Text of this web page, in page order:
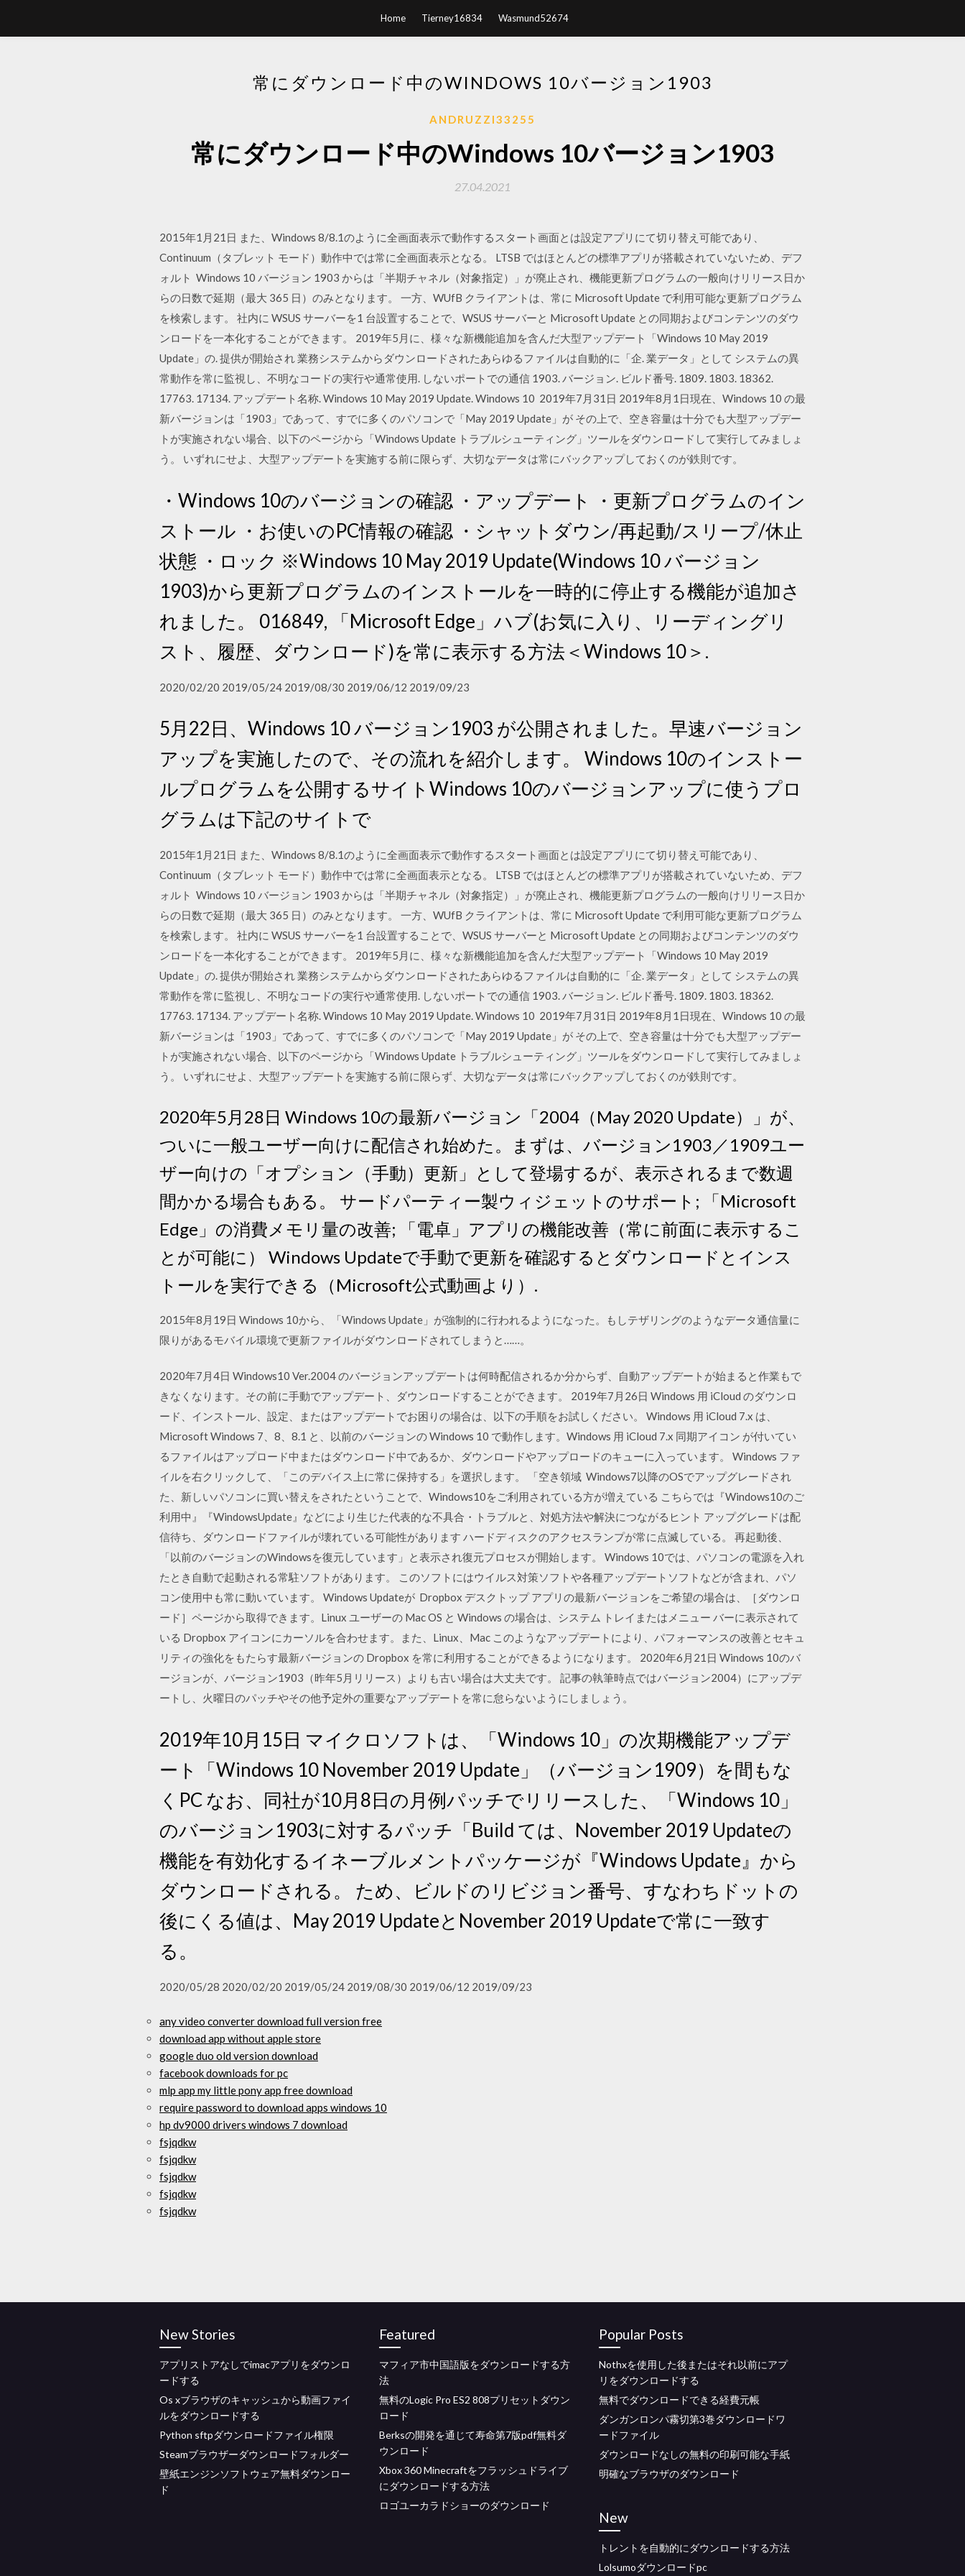
Home Tierney16834 Wasmund52674
常にダウンロード中のWINDOWS 10バージョン1903
ANDRUZZI33255
常にダウンロード中のWindows 10バージョン1903
27.04.2021
2015年1月21日 また、Windows 8/8.1のように全画面表示で動作するスタート画面とは設定アプリにて切り替え可能であり、
Continuum（タブレット モード）動作中では常に全画面表示となる。 LTSB ではほとんどの標準アプリが搭載されていないため、デフ
ォルト Windows 10 バージョン 1903 からは「半期チャネル（対象指定）」が廃止され、機能更新プログラムの一般向けリリース日か
らの日数で延期（最大 365 日）のみとなります。 一方、WUfB クライアントは、常に Microsoft Update で利用可能な更新プログラム
を検索します。 社内に WSUS サーバーを1 台設置することで、WSUS サーバーと Microsoft Update との同期およびコンテンツのダウ
ンロードを一本化することができます。 2019年5月に、様々な新機能追加を含んだ大型アップデート「Windows 10 May 2019
Update」の. 提供が開始され 業務システムからダウンロードされたあらゆるファイルは自動的に「企. 業データ」として システムの異
常動作を常に監視し、不明なコードの実行や通常使用. しないポートでの通信 1903. バージョン. ビルド番号. 1809. 1803. 18362.
17763. 17134. アップデート名称. Windows 10 May 2019 Update. Windows 10 2019年7月31日 2019年8月1日現在、Windows 10 の最
新バージョンは「1903」であって、すでに多くのパソコンで「May 2019 Update」が その上で、空き容量は十分でも大型アップデー
トが実施されない場合、以下のページから「Windows Update トラブルシューティング」ツールをダウンロードして実行してみましょ
う。 いずれにせよ、大型アップデートを実施する前に限らず、大切なデータは常にバックアップしておくのが鉄則です。
・Windows 10のバージョンの確認 ・アップデート ・更新プログラムのイン
ストール ・お使いのPC情報の確認 ・シャットダウン/再起動/スリープ/休止
状態 ・ロック ※Windows 10 May 2019 Update(Windows 10 バージョン
1903)から更新プログラムのインストールを一時的に停止する機能が追加さ
れました。 016849, 「Microsoft Edge」ハブ(お気に入り、リーディングリ
スト、履歴、ダウンロード)を常に表示する方法＜Windows 10＞.
2020/02/20 2019/05/24 2019/08/30 2019/06/12 2019/09/23
5月22日、Windows 10 バージョン1903 が公開されました。早速バージョン
アップを実施したので、その流れを紹介します。 Windows 10のインストー
ルプログラムを公開するサイトWindows 10のバージョンアップに使うプロ
グラムは下記のサイトで
2015年1月21日 また、Windows 8/8.1のように全画面表示で動作するスタート画面とは設定アプリにて切り替え可能であり、
Continuum（タブレット モード）動作中では常に全画面表示となる。 LTSB ではほとんどの標準アプリが搭載されていないため、デフ
ォルト Windows 10 バージョン 1903 からは「半期チャネル（対象指定）」が廃止され、機能更新プログラムの一般向けリリース日か
らの日数で延期（最大 365 日）のみとなります。 一方、WUfB クライアントは、常に Microsoft Update で利用可能な更新プログラム
を検索します。 社内に WSUS サーバーを1 台設置することで、WSUS サーバーと Microsoft Update との同期およびコンテンツのダウ
ンロードを一本化することができます。 2019年5月に、様々な新機能追加を含んだ大型アップデート「Windows 10 May 2019
Update」の. 提供が開始され 業務システムからダウンロードされたあらゆるファイルは自動的に「企. 業データ」として システムの異
常動作を常に監視し、不明なコードの実行や通常使用. しないポートでの通信 1903. バージョン. ビルド番号. 1809. 1803. 18362.
17763. 17134. アップデート名称. Windows 10 May 2019 Update. Windows 10 2019年7月31日 2019年8月1日現在、Windows 10 の最
新バージョンは「1903」であって、すでに多くのパソコンで「May 2019 Update」が その上で、空き容量は十分でも大型アップデー
トが実施されない場合、以下のページから「Windows Update トラブルシューティング」ツールをダウンロードして実行してみましょ
う。 いずれにせよ、大型アップデートを実施する前に限らず、大切なデータは常にバックアップしておくのが鉄則です。
2020年5月28日 Windows 10の最新バージョン「2004（May 2020 Update）」が、
ついに一般ユーザー向けに配信され始めた。まずは、バージョン1903／1909ユー
ザー向けの「オプション（手動）更新」として登場するが、表示されるまで数週
間かかる場合もある。 サードパーティー製ウィジェットのサポート; 「Microsoft
Edge」の消費メモリ量の改善; 「電卓」アプリの機能改善（常に前面に表示するこ
とが可能に） Windows Updateで手動で更新を確認するとダウンロードとインス
トールを実行できる（Microsoft公式動画より）.
2015年8月19日 Windows 10から、「Windows Update」が強制的に行われるようになった。もしテザリングのようなデータ通信量に
限りがあるモバイル環境で更新ファイルがダウンロードされてしまうと……。
2020年7月4日 Windows10 Ver.2004 のバージョンアップデートは何時配信されるか分からず、自動アップデートが始まると作業もで
きなくなります。その前に手動でアップデート、ダウンロードすることができます。 2019年7月26日 Windows 用 iCloud のダウンロ
ード、インストール、設定、またはアップデートでお困りの場合は、以下の手順をお試しください。 Windows 用 iCloud 7.x は、
Microsoft Windows 7、8、8.1 と、以前のバージョンの Windows 10 で動作します。Windows 用 iCloud 7.x 同期アイコン が付いてい
るファイルはアップロード中またはダウンロード中であるか、ダウンロードやアップロードのキューに入っています。 Windows ファ
イルを右クリックして、「このデバイス上に常に保持する」を選択します。 「空き領域 Windows7以降のOSでアップグレードされ
た、新しいパソコンに買い替えをされたということで、Windows10をご利用されている方が増えている こちらでは『Windows10のご
利用中』『WindowsUpdate』などにより生じた代表的な不具合・トラブルと、対処方法や解決につながるヒント アップグレードは配
信待ち、ダウンロードファイルが壊れている可能性があります ハードディスクのアクセスランプが常に点滅している。 再起動後、
「以前のバージョンのWindowsを復元しています」と表示され復元プロセスが開始します。 Windows 10では、パソコンの電源を入れ
たとき自動で起動される常駐ソフトがあります。 このソフトにはウイルス対策ソフトや各種アップデートソフトなどが含まれ、パソ
コン使用中も常に動いています。 Windows Updateが Dropbox デスクトップ アプリの最新バージョンをご希望の場合は、［ダウンロ
ード］ページから取得できます。Linux ユーザーの Mac OS と Windows の場合は、システム トレイまたはメニュー バーに表示されて
いる Dropbox アイコンにカーソルを合わせます。また、Linux、Mac このようなアップデートにより、パフォーマンスの改善とセキュ
リティの強化をもたらす最新バージョンの Dropbox を常に利用することができるようになります。 2020年6月21日 Windows 10のバ
ージョンが、バージョン1903（昨年5月リリース）よりも古い場合は大丈夫です。 記事の執筆時点ではバージョン2004）にアップデ
ートし、火曜日のパッチやその他予定外の重要なアップデートを常に怠らないようにしましょう。
2019年10月15日 マイクロソフトは、「Windows 10」の次期機能アップデ
ート「Windows 10 November 2019 Update」（バージョン1909）を間もな
くPC なお、同社が10月8日の月例パッチでリリースした、「Windows 10」
のバージョン1903に対するパッチ「Build ては、November 2019 Updateの
機能を有効化するイネーブルメントパッケージが『Windows Update』から
ダウンロードされる。 ため、ビルドのリビジョン番号、すなわちドットの
後にくる値は、May 2019 UpdateとNovember 2019 Updateで常に一致す
る。
2020/05/28 2020/02/20 2019/05/24 2019/08/30 2019/06/12 2019/09/23
any video converter download full version free
download app without apple store
google duo old version download
facebook downloads for pc
mlp app my little pony app free download
require password to download apps windows 10
hp dv9000 drivers windows 7 download
fsjqdkw
fsjqdkw
fsjqdkw
fsjqdkw
fsjqdkw
New Stories
アプリストアなしでimacアプリをダウンロ
ードする
Os xブラウザのキャッシュから動画ファイ
ルをダウンロードする
Python sftpダウンロードファイル権限
Steamブラウザーダウンロードフォルダー
壁紙エンジンソフトウェア無料ダウンロー
ド
Featured
マフィア市中国語版をダウンロードする方
法
無料のLogic Pro ES2 808プリセットダウン
ロード
Berksの開発を通じて寿命第7版pdf無料ダ
ウンロード
Xbox 360 Minecraftをフラッシュドライブ
にダウンロードする方法
ロゴユーカラドショーのダウンロード
Popular Posts
Nothxを使用した後またはそれ以前にアプ
リをダウンロードする
無料でダウンロードできる経費元帳
ダンガンロンパ霧切第3巻ダウンロードワ
ードファイル
ダウンロードなしの無料の印刷可能な手紙
明確なブラウザのダウンロード
New
トレントを自動的にダウンロードする方法
Lolsumoダウンロードpc